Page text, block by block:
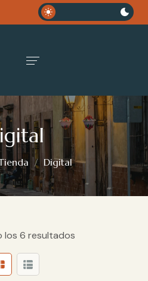
Digital
los 6 resultados